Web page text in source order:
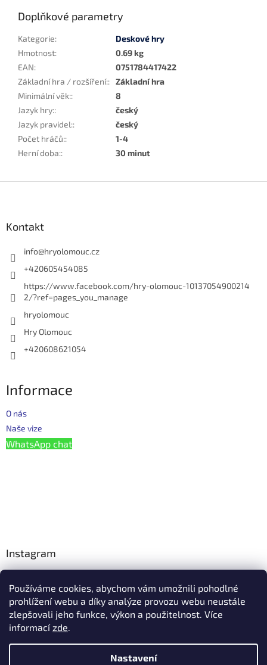
Používáme cookies, abychom vám umožnili pohodlné
prohlížení webu a díky analýze provozu webu neustále
zlepšovali jeho funkce, výkon a použitelnost. Více
informacízde.
Nastavení
Doplňkové parametry
Kategorie:
Deskové hry
Hmotnost:
0.69 kg
EAN:
0751784417422
Základní hra / rozšíření:: Základní hra
Minimální věk::
8
Jazyk hry::
český
Jazyk pravidel::
český
Počet hráčů::
1-4
Herní doba:: 30 minut
Kontakt
info@hryolomouc.cz
+420605454085
https://www.facebook.com/hry-olomouc-10137054900214
2/?ref=pages_you_manage
hryolomouc
Hry Olomouc
+420608621054
Informace
O nás
Naše vize
WhatsApp chat
Instagram
Facebook